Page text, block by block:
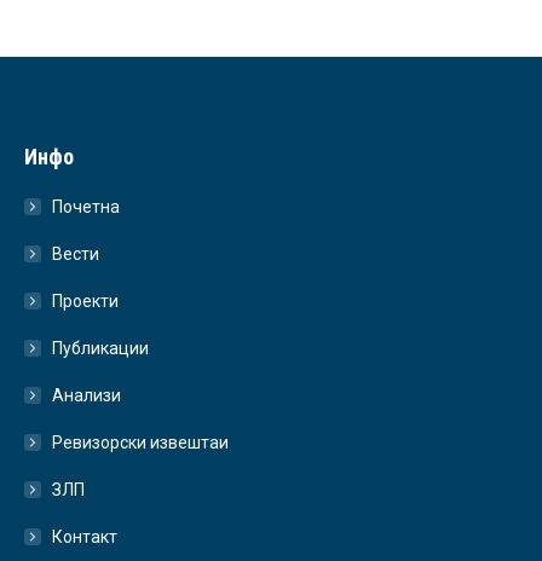
Инфо
Почетна
Вести
Проекти
Публикации
Анализи
Ревизорски извештаи
ЗЛП
Контакт